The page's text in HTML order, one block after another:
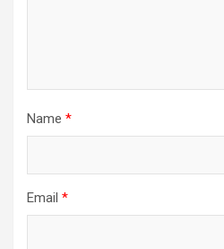
Name *
Email *